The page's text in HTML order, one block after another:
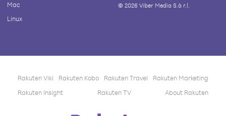
Mac
Linux
© 2026Viber Media S.à r.l.
Rakuten Viki Rakuten Kobo Rakuten Travel
Rakuten Marketing
Rakuten Insight
Rakuten TV About Rakuten